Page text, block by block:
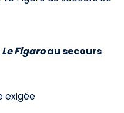
Le Figaroau secours